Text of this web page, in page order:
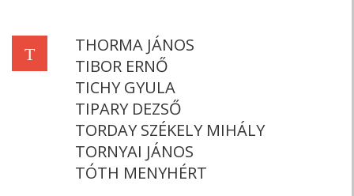
T
THORMA JÁNOS
TIBOR ERNŐ
TICHY GYULA
TIPARY DEZSŐ
TORDAY SZÉKELY MIHÁLY
TORNYAI JÁNOS
TÓTH MENYHÉRT